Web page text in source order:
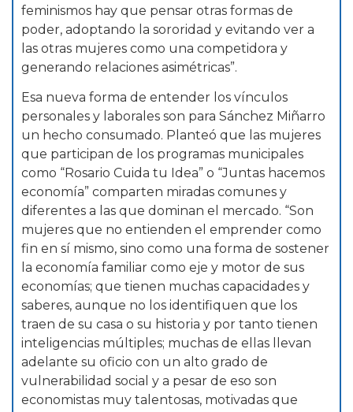
feminismos hay que pensar otras formas de
poder, adoptando la sororidad y evitando ver a
las otras mujeres como una competidora y
generando relaciones asimétricas”.
Esa nueva forma de entender los vínculos
personales y laborales son para Sánchez Miñarro
un hecho consumado. Planteó que las mujeres
que participan de los programas municipales
como “Rosario Cuida tu Idea” o “Juntas hacemos
economía” comparten miradas comunes y
diferentes a las que dominan el mercado. “Son
mujeres que no entienden el emprender como
fin en sí mismo, sino como una forma de sostener
la economía familiar como eje y motor de sus
economías; que tienen muchas capacidades y
saberes, aunque no los identifiquen que los
traen de su casa o su historia y por tanto tienen
inteligencias múltiples; muchas de ellas llevan
adelante su oficio con un alto grado de
vulnerabilidad social y a pesar de eso son
economistas muy talentosas, motivadas que